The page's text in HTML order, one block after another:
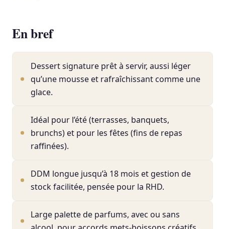
En bref
Dessert signature prêt à servir, aussi léger
qu’une mousse et rafraîchissant comme une
glace.
Idéal pour l’été (terrasses, banquets,
brunchs) et pour les fêtes (fins de repas
raffinées).
DDM longue jusqu’à 18 mois et gestion de
stock facilitée, pensée pour la RHD.
Large palette de parfums, avec ou sans